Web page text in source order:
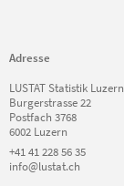
Adresse
LUSTAT Statistik Luzern
Burgerstrasse 22
Postfach 3768
6002 Luzern
+41 41 228 56 35
info@lustat.ch